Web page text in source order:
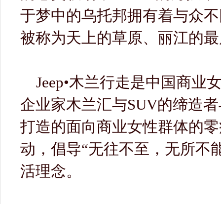
于梦中的乌托邦拥有着与众
被称为天上的草原、丽江的
Jeep•木兰行走是中国商业
企业家木兰汇与SUV的缔造
打造的面向商业女性群体的
动，倡导“无往不至，无所不
活理念。